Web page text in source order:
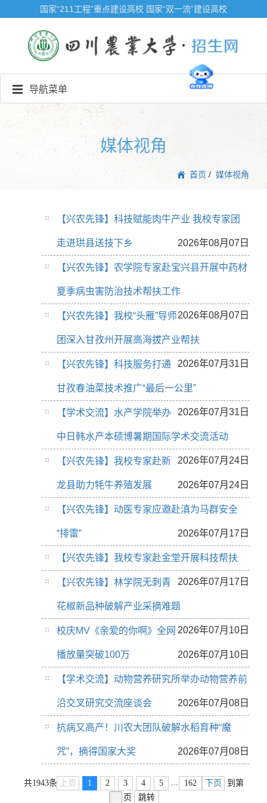
国家“211工程”重点建设高校 国家“双一流”建设高校
导航菜单
媒体视角
首页 / 媒体视角
【兴农先锋】科技赋能肉牛产业 我校专家团
走进珙县送技下乡 2026年08月07日
【兴农先锋】农学院专家赴宝兴县开展中药材
夏季病虫害防治技术帮扶工作
2026年08月07日
【兴农先锋】我校“头雁”导师
团深入甘孜州开展高海拔产业帮扶
2026年07月31日
【兴农先锋】科技服务打通
甘孜春油菜技术推广“最后一公里”
2026年07月31日
【学术交流】水产学院举办
中日韩水产本硕博暑期国际学术交流活动
2026年07月24日
【兴农先锋】我校专家赴新
龙县助力牦牛养殖发展 2026年07月24日
【兴农先锋】动医专家应邀赴滇为马群安全
“排雷” 2026年07月17日
【兴农先锋】我校专家赴金堂开展科技帮扶
2026年07月17日
【兴农先锋】林学院无刺青
花椒新品种破解产业采摘难题
2026年07月10日
校庆MV《亲爱的你啊》全网
播放量突破100万 2026年07月10日
【学术交流】动物营养研究所举办动物营养前
沿交叉研究交流座谈会 2026年07月08日
抗病又高产！川农大团队破解水稻育种“魔
咒”，摘得国家大奖 2026年07月08日
共1943条 上页 1 2 3 4 5 162 下页
到第
页
跳转